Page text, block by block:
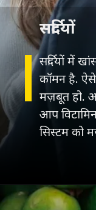
सर्दियों में
कॉमन है.
मज़बूत हो.
आप
सिस्टम को
सर्दियों